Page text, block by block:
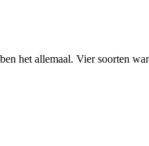
het allemaal. Vier soorten